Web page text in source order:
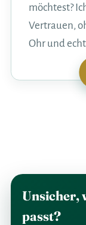
möchtest?
Vertrauen,
Ohr und
Unsicher,
passt?